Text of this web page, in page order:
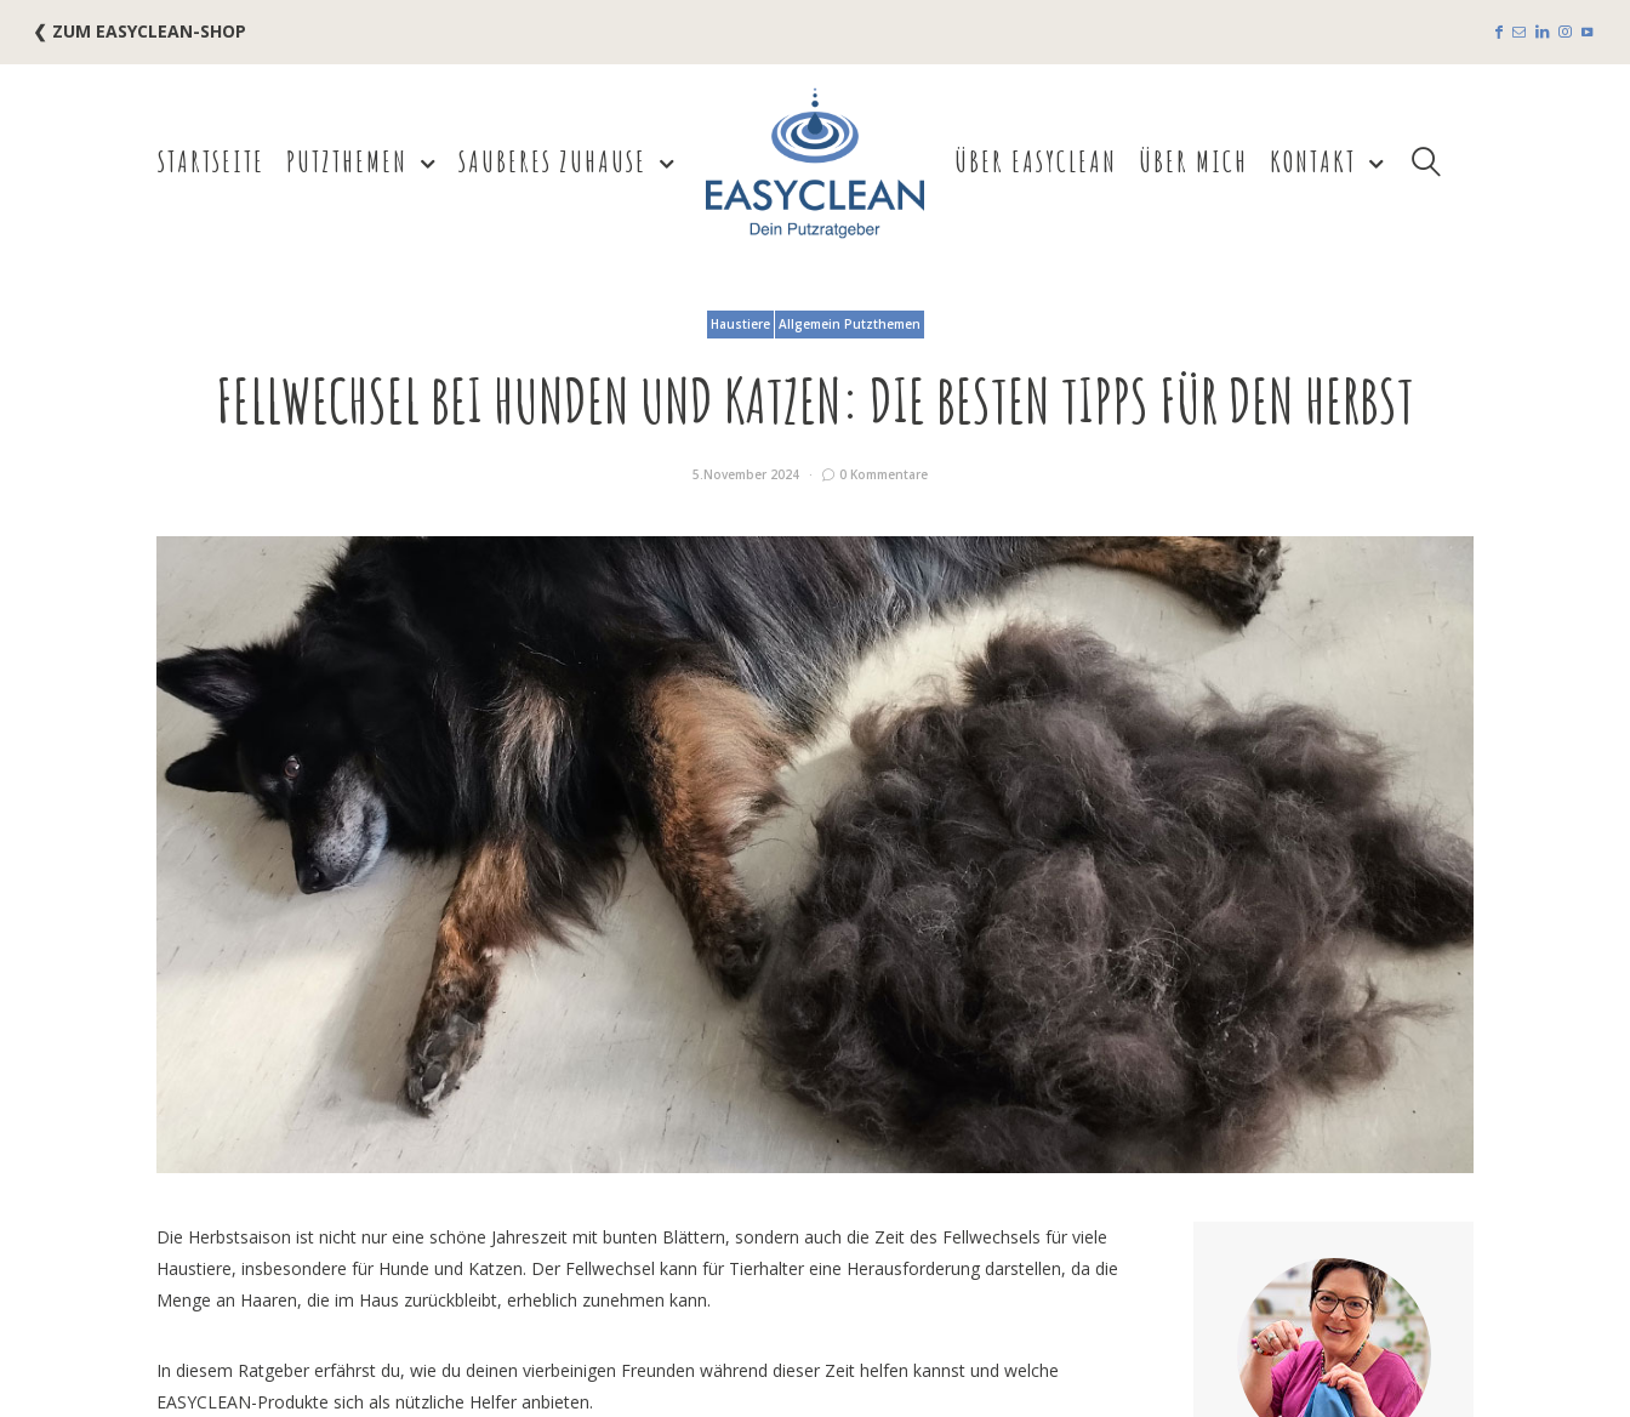
❮ ZUM EASYCLEAN-SHOP
STARTSEITE PUTZTHEMEN SAUBERES ZUHAUSE ÜBER EASYCLEAN ÜBER MICH KONTAKT
Haustiere Allgemein Putzthemen
FELLWECHSEL BEI HUNDEN UND KATZEN: DIE BESTEN TIPPS FÜR DEN HERBST
5.November 2024 0 Kommentare
Die Herbstsaison ist nicht nur eine schöne Jahreszeit mit bunten Blättern, sondern auch die Zeit des Fellwechsels für viele
Haustiere, insbesondere für Hunde und Katzen. Der Fellwechsel kann für Tierhalter eine Herausforderung darstellen, da die
Menge an Haaren, die im Haus zurückbleibt, erheblich zunehmen kann.
In diesem Ratgeber erfährst du, wie du deinen vierbeinigen Freunden während dieser Zeit helfen kannst und welche
EASYCLEAN-Produkte sich als nützliche Helfer anbieten.